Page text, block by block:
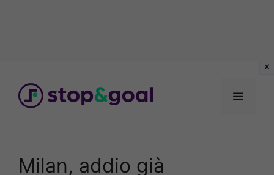
contenuto
Menu
Milan, addio già